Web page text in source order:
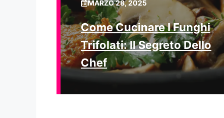
MARZO 28, 2025
Come Cucinare I Funghi
Trifolati: Il Segreto Dello
Chef